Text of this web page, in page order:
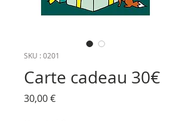
SKU : 0201
Carte cadeau 30€
30,00 €Prix